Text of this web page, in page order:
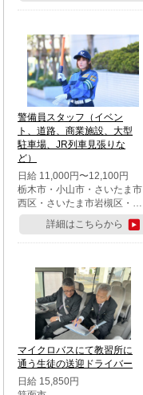
警備員スタッフ（イベン
ト、道路、商業施設、大型
駐車場、JR列車見張りな
ど）
日給 11,000円〜12,100円
栃木市・小山市・さいたま市
西区・さいたま市岩槻区・久
喜市・蓮田市
詳細はこちらから
マイクロバスにて教習所に
通う生徒の送迎ドライバー
日給 15,850円